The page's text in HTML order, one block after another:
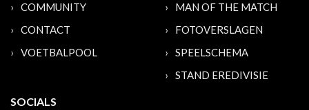
COMMUNITY
CONTACT
VOETBALPOOL
MAN OF THE MATCH
FOTOVERSLAGEN
SPEELSCHEMA
STAND EREDIVISIE
SOCIALS